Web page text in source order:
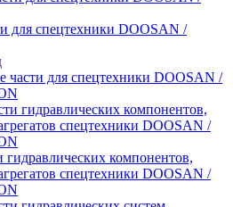
для спецтехники DOOSAN /
части для спецтехники DOOSAN /
гидравлических компонентов,
спецтехники DOOSAN /